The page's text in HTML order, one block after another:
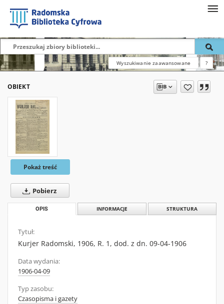
Wyszukiwanie zaawansowane ?
OBIEKT
Pokaż treść
Pobierz
OPIS INFORMACJE STRUKTURA
Tytuł:
Kurjer Radomski, 1906, R. 1, dod. z dn. 09-04-1906
Data wydania:
1906-04-09
Typ zasobu:
Czasopisma i gazety